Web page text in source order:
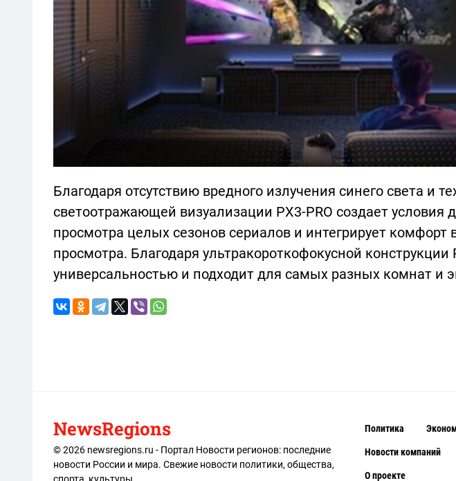
Благодаря отсутствию вредного излучения синего света и
светоотражающей визуализации PX3-PRO создает условия
просмотра целых сезонов сериалов и интегрирует комфорт
просмотра. Благодаря ультракороткофокусной конструкции
универсальностью и подходит для самых разных комнат и
NewsRegions
© 2026 newsregions.ru - Портал Новости регионов: последние
новости России и мира. Свежие новости политики, общества,
Политика
Новости компаний
О проекте